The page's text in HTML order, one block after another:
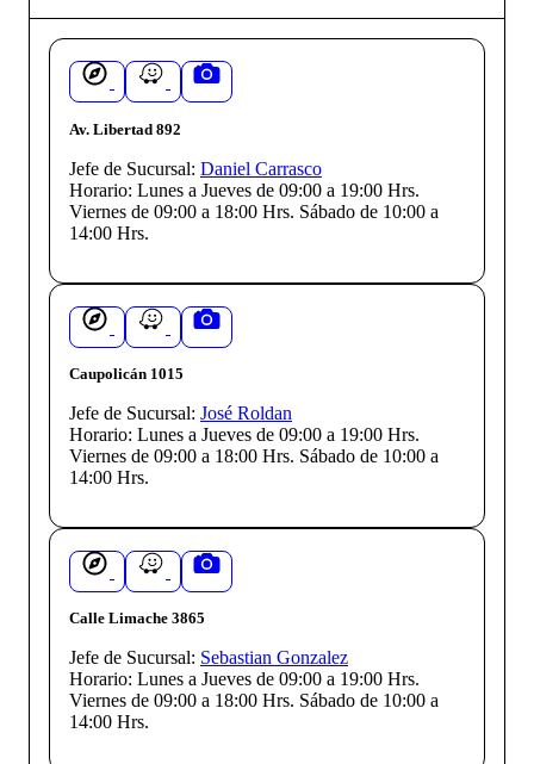
Av. Libertad 892
Jefe de Sucursal: Daniel Carrasco
Horario: Lunes a Jueves de 09:00 a 19:00 Hrs.
Viernes de 09:00 a 18:00 Hrs. Sábado de 10:00 a
14:00 Hrs.
Caupolicán 1015
Jefe de Sucursal: José Roldan
Horario: Lunes a Jueves de 09:00 a 19:00 Hrs.
Viernes de 09:00 a 18:00 Hrs. Sábado de 10:00 a
14:00 Hrs.
Calle Limache 3865
Jefe de Sucursal: Sebastian Gonzalez
Horario: Lunes a Jueves de 09:00 a 19:00 Hrs.
Viernes de 09:00 a 18:00 Hrs. Sábado de 10:00 a
14:00 Hrs.